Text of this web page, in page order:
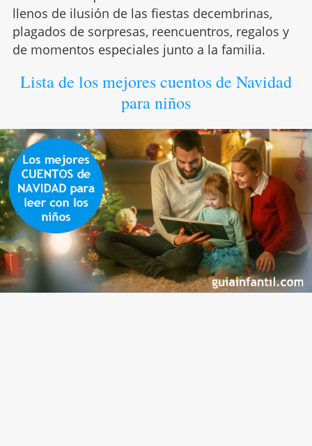
llenos de ilusión de las fiestas decembrinas,
plagados de sorpresas, reencuentros, regalos y
de momentos especiales junto a la familia.
Lista de los mejores cuentos de Navidad
para niños